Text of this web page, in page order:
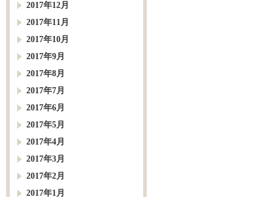
2017年12月
2017年11月
2017年10月
2017年9月
2017年8月
2017年7月
2017年6月
2017年5月
2017年4月
2017年3月
2017年2月
2017年1月